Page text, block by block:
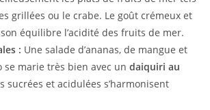
grillées ou le crabe. Le goût crémeux et
équilibre l’acidité des fruits de mer.
: Une salade d’ananas, de mangue et
se marie très bien avec un daiquiri au
sucrées et acidulées s’harmonisent